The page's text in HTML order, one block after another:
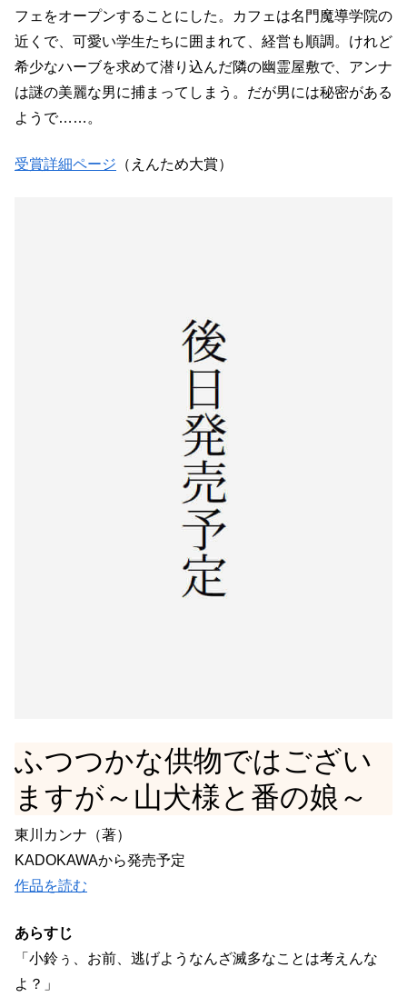
フェをオープンすることにした。カフェは名門魔導学院の
近くで、可愛い学生たちに囲まれて、経営も順調。けれど
希少なハーブを求めて潜り込んだ隣の幽霊屋敷で、アンナ
は謎の美麗な男に捕まってしまう。だが男には秘密がある
ようで……。
受賞詳細ページ （えんため大賞）
ふつつかな供物ではござい
ますが～山犬様と番の娘～
東川カンナ（著）
KADOKAWAから発売予定
作品を読む
あらすじ
「小鈴ぅ、お前、逃げようなんざ滅多なことは考えんな
よ？」